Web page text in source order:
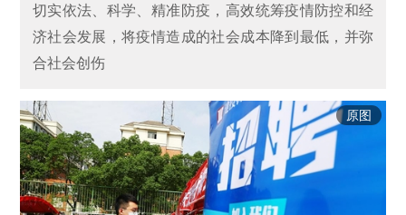
切实依法、科学、精准防疫，高效统筹疫情防控和经
济社会发展，将疫情造成的社会成本降到最低，并弥
合社会创伤
原图